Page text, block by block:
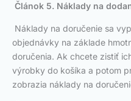
Článok 5. Náklady na
Náklady na doručenie sa
objednávky na základe
doručenia. Ak chcete zistiť
výrobky do košíka a potom
zobrazia náklady na